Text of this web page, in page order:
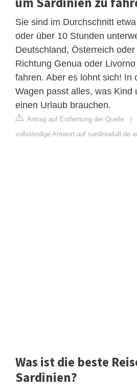
Sie sind im Durchschnitt
oder über 10 Stunden
Deutschland, Österreich
Richtung Genua oder
fahren. Aber es lohnt sich! In
Wagen passt alles, was Kind
einen Urlaub brauchen.
Antrag auf Entfernung der Quelle
vollständige Antwort auf sardinia4all.de
Was ist die beste
Sardinien?